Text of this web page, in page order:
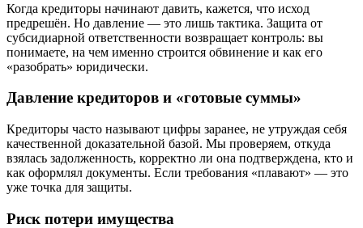
Когда кредиторы начинают давить, кажется, что исход
предрешён. Но давление — это лишь тактика. Защита от
субсидиарной ответственности возвращает контроль: вы
понимаете, на чем именно строится обвинение и как его
«разобрать» юридически.
Давление кредиторов и «готовые суммы»
Кредиторы часто называют цифры заранее, не утруждая себя
качественной доказательной базой. Мы проверяем, откуда
взялась задолженность, корректно ли она подтверждена, кто и
как оформлял документы. Если требования «плавают» — это
уже точка для защиты.
Риск потери имущества